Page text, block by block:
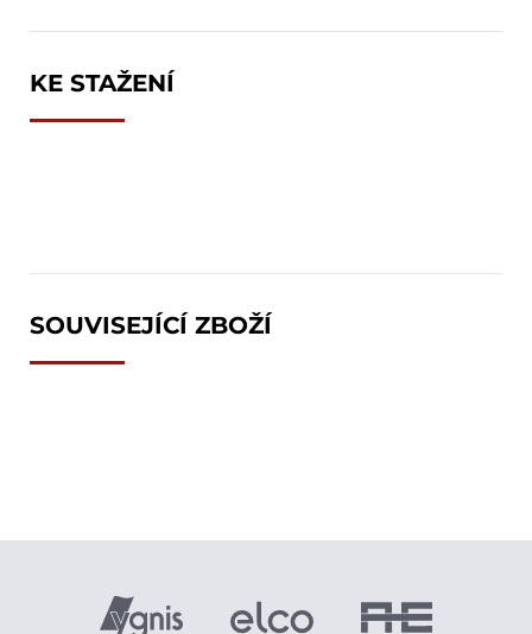
KE STAŽENÍ
SOUVISEJÍCÍ ZBOŽÍ